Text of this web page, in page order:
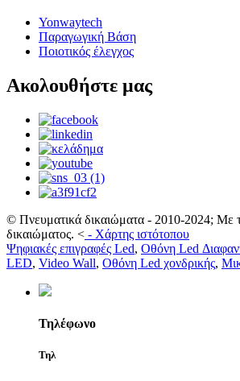
Yonwaytech
Παραγωγική Βάση
Ποιοτικός έλεγχος
Ακολουθήστε μας
© Πνευματικά δικαιώματα - 2010-2024; Με
δικαιώματος. < - Χάρτης ιστότοπου
Ψηφιακές επιγραφές Led, Οθόνη Led
LED, Video Wall, Οθόνη Led χονδρικής,
Τηλέφωνο
Τηλ